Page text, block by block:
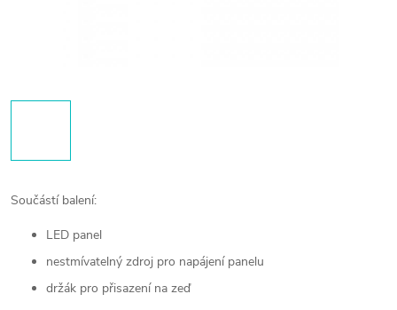
Součástí balení:
LED panel
nestmívatelný zdroj pro napájení panelu
držák pro přisazení na zeď